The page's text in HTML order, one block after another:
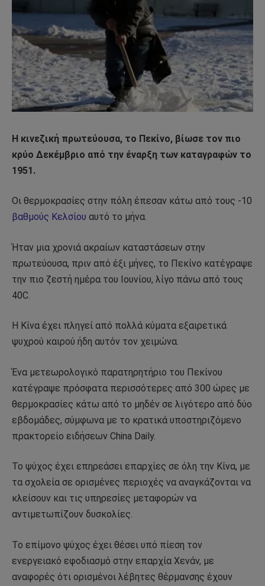
Η κινεζική πρωτεύουσα, το Πεκίνο, βίωσε τον πιο
κρύο Δεκέμβριο από την έναρξη των καταγραφών το
1951.
Οι θερμοκρασίες στην πόλη έπεσαν κάτω από τους -10
βαθμούς Κελσίου αυτό το μήνα.
Ήταν μια χρονιά ακραίων καταστάσεων στην
πρωτεύουσα, πριν από έξι μήνες, το Πεκίνο κατέγραψε
την πιο ζεστή ημέρα του Ιουνίου, λίγο πάνω από τους
40C.
Η Κίνα έχει πληγεί από πολλά κύματα εξαιρετικά
ψυχρού καιρού ήδη αυτόν τον χειμώνα.
Ένα μετεωρολογικό παρατηρητήριο του Πεκίνου
κατέγραψε πρόσφατα περισσότερες από 300 ώρες με
θερμοκρασίες κάτω από το μηδέν σε λιγότερο από δύο
εβδομάδες, σύμφωνα με το κρατικά υποστηριζόμενο
πρακτορείο ειδήσεων China Daily.
Το ψύχος έχει επηρεάσει επαρχίες σε όλη την Κίνα, με
τα σχολεία σε ορισμένες περιοχές να αναγκάζονται να
κλείσουν και τις υπηρεσίες μεταφορών να
αντιμετωπίζουν δυσκολίες.
Το επίμονο ψύχος έχει θέσει υπό πίεση τον
ενεργειακό εφοδιασμό στην επαρχία Χενάν, με
αναφορές ότι ορισμένοι λέβητες θέρμανσης έχουν